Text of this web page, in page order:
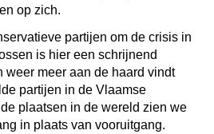
op zich.
partijen om de crisis in
is hier een schrijnend
weer meer aan de haard vindt
partijen in de Vlaamse
plaatsen in de wereld zien we
in plaats van vooruitgang.